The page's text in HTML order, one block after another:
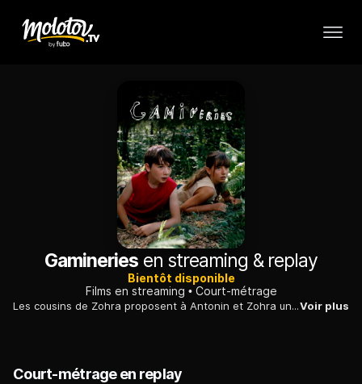
Gamineries en streaming & replay
Bientôt disponible
Films en streaming
Court-métrage
Les cousins de Zohra proposent à Antonin et Zohra un jeu dangereux, celui de traverser une route le plus vite possible, juste avant que les voitures ne passent.Voir plus
Court-métrage en replay